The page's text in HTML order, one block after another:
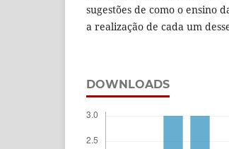
sugestões de como o ensino
a realização de cada um
DOWNLOADS